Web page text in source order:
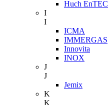
Huch EnTEC
I
I
ICMA
IMMERGAS
Innovita
INOX
J
J
Jemix
K
K